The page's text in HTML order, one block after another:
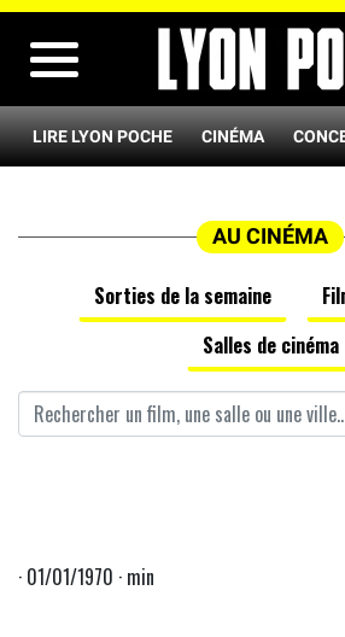
LIRE LYON POCHE CINÉMA
AU CINÉMA
Sorties de la semaine
Salles de cinéma
· 01/01/1970 · min